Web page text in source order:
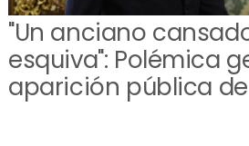
"Un anciano
esquiva": Polémica
aparición pública